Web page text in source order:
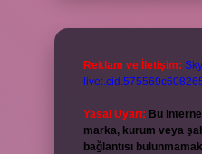
Reklam ve İletişim:
Yasal Uyarı: Bu
marka, kurum veya
bağlantısı